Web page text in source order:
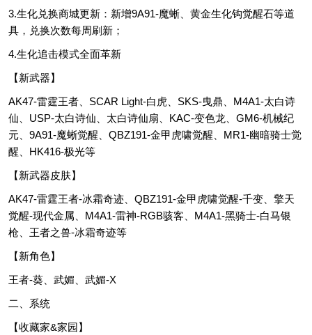
3.生化兑换商城更新：新增9A91-魔蜥、黄金生化钩觉醒石等道
具，兑换次数每周刷新；
4.生化追击模式全面革新
【新武器】
AK47-雷霆王者、SCAR Light-白虎、SKS-曳鼎、M4A1-太白诗
仙、USP-太白诗仙、太白诗仙扇、KAC-变色龙、GM6-机械纪
元、9A91-魔蜥觉醒、QBZ191-金甲虎啸觉醒、MR1-幽暗骑士觉
醒、HK416-极光等
【新武器皮肤】
AK47-雷霆王者-冰霜奇迹、QBZ191-金甲虎啸觉醒-千变、擎天
觉醒-现代金属、M4A1-雷神-RGB骇客、M4A1-黑骑士-白马银
枪、王者之兽-冰霜奇迹等
【新角色】
王者-葵、武媚、武媚-X
二、系统
【收藏家&家园】